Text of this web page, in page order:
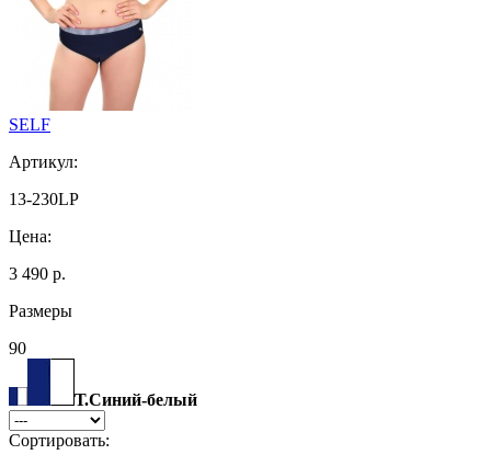
SELF
Артикул:
13-230LP
Цена:
3 490 р.
Размеры
90
Т.Синий-белый
Сортировать: